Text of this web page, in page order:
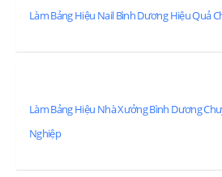
Làm Bảng Hiệu Nail Bình Dương Hiệu Quả
Làm Bảng Hiệu Nhà Xưởng Bình Dương
Nghiệp